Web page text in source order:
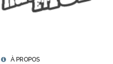
À PROPOS